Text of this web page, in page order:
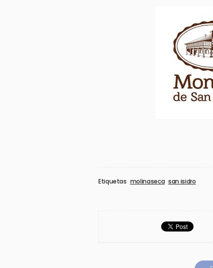
Etiquetas molinaseca san isidro